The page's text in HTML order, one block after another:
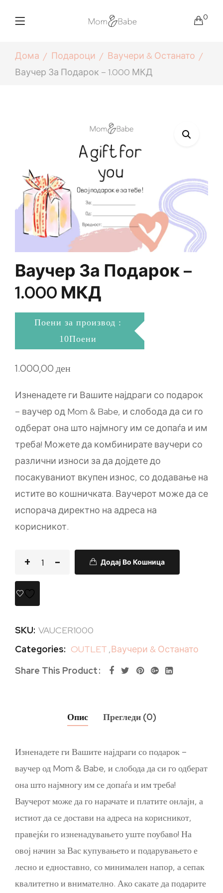
0
Дома Подароци
Ваучери & Останато
Ваучер За Подарок – 1.000 МКД
Ваучер За Подарок –
1.000 МКД
Поени за производ :
10Поени
1.000,00ден
Изненадете ги Вашите најдраги со подарок
– ваучер од Mom & Babe, и слобода да си го
одберат она што најмногу им се допаѓа и им
треба! Можете да комбинирате ваучери со
различни износи за да дојдете до
посакуваниот вкупен износ, со додавање на
истите во кошничката. Ваучерот може да се
испорача директно на адреса на
корисникот.
Додај Во Кошница
SKU: VAUCER1000
Categories: OUTLET ,Ваучери & Останато
Share This Product
Опис Прегледи (0)
Изненадете ги Вашите најдраги со подарок –
ваучер од Mom & Babe, и слобода да си го одберат
она што најмногу им се допаѓа и им треба!
Ваучерот може да го нарачате и платите онлајн, а
истиот да се достави на адреса на корисникот,
правејќи го изненадувањето уште поубаво! На
овој начин за Вас купувањето и подарувањето е
лесно и едноставно, со минимален напор, а сепак
квалитетно и внимателно. Ако сакате да подарите